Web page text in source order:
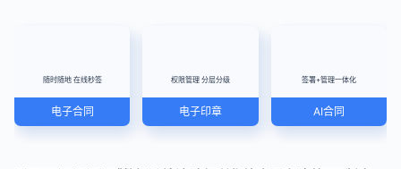
随时随地 在线秒签
电子合同
权限管理 分层分级
电子印章
签署+管理一体化
AI合同